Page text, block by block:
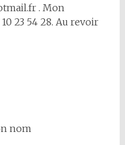
. Mon
23 54 28. Au revoir
nom